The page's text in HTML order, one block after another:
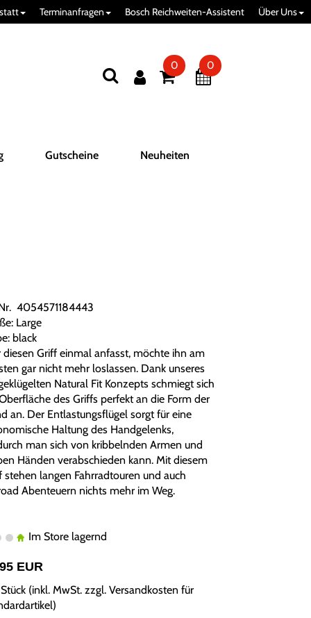
Terminanfragen Bosch Reichweiten-Assistent Über Uns
0 0
Gutscheine Neuheiten
4054571184443
Large
black
diesen Griff einmal anfasst, möchte ihn am
gar nicht mehr loslassen. Dank unseres
Natural Fit Konzepts schmiegt sich
des Griffs perfekt an die Form der
an. Der Entlastungsflügel sorgt für eine
Haltung des Handgelenks,
man sich von kribbelnden Armen und
Händen verabschieden kann. Mit diesem
stehen langen Fahrradtouren und auch
Abenteuern nichts mehr im Weg.
Im Store lagernd
EUR
(inkl. MwSt. zzgl. Versandkosten für
)